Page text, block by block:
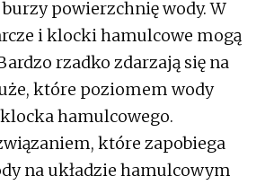
powierzchnię wody. W
i klocki hamulcowe mogą
rzadko zdarzają się na
które poziomem wody
hamulcowego.
które zapobiega
na układzie hamulcowym